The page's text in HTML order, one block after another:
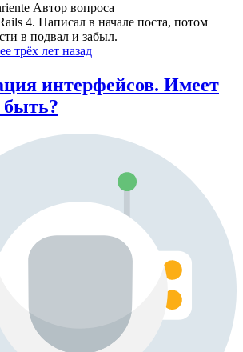
Автор вопроса
4. Написал в начале поста, потом
в подвал и забыл.
трёх лет назад
интерфейсов. Имеет
быть?